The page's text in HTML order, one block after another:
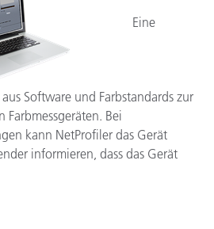
Eine
Software und Farbstandards zur
Farbmessgeräten. Bei
kann NetProfiler das Gerät
informieren, dass das Gerät